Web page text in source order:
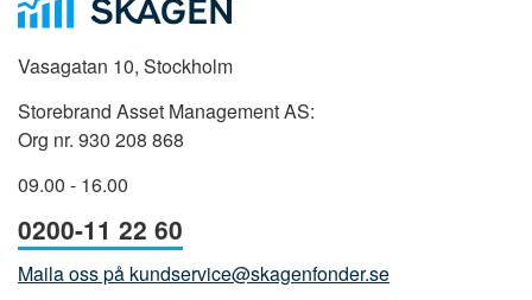
Vasagatan 10, Stockholm
Storebrand Asset Management AS:
Org nr. 930 208 868
09.00 - 16.00
0200-11 22 60
Maila oss på kundservice@skagenfonder.se